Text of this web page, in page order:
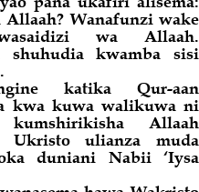
Wanafunzi wake
wa Allaah.
shuhudia kwamba sisi
katika Qur-aan
kwa kuwa walikuwa ni
kumshirikisha Allaah
Ukristo ulianza muda
duniani Nabii ‘Iysa